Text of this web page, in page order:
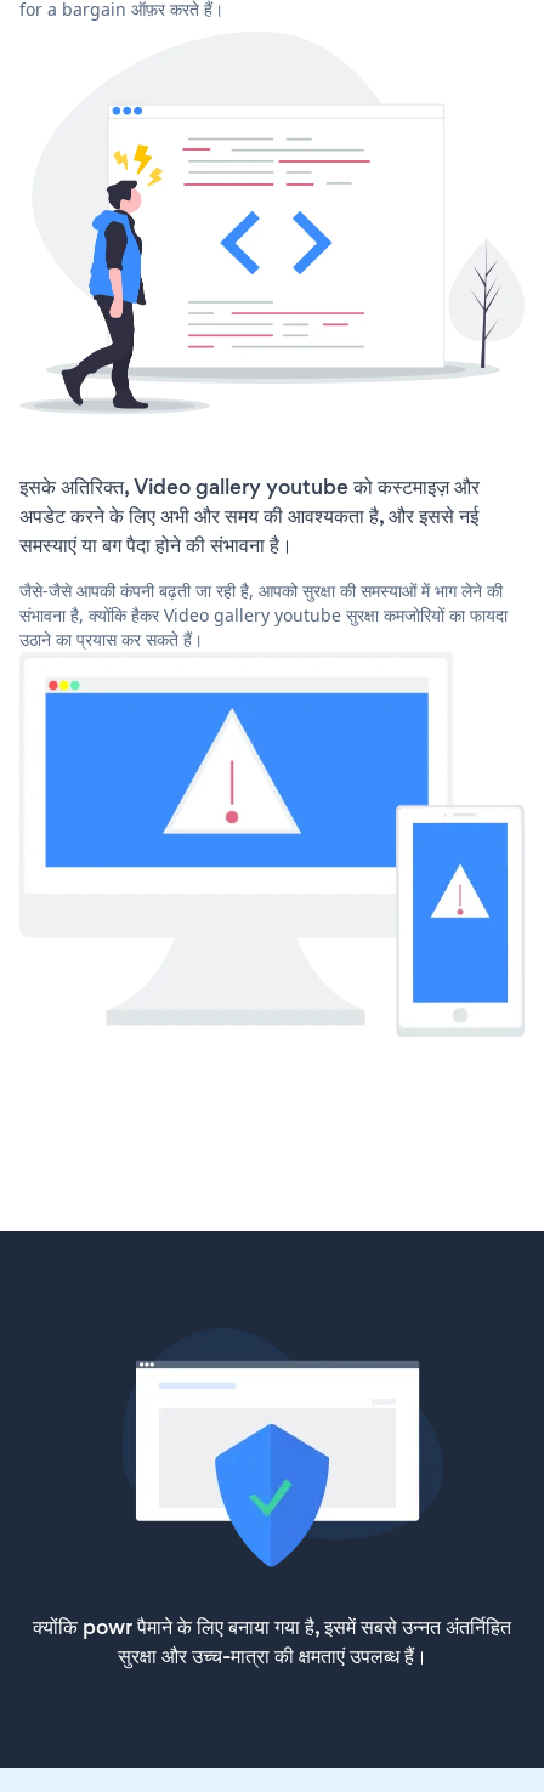
for a bargain ऑफ़र करते हैं।
इसके अतिरिक्त, Video gallery youtube को कस्टमाइज़ और
अपडेट करने के लिए अभी और समय की आवश्यकता है, और इससे नई
समस्याएं या बग पैदा होने की संभावना है।
जैसे-जैसे आपकी कंपनी बढ़ती जा रही है, आपको सुरक्षा की समस्याओं में भाग लेने की
संभावना है, क्योंकि हैकर Video gallery youtube सुरक्षा कमजोरियों का फायदा
उठाने का प्रयास कर सकते हैं।
क्योंकि powr पैमाने के लिए बनाया गया है, इसमें सबसे उन्नत अंतर्निहित
सुरक्षा और उच्च-मात्रा की क्षमताएं उपलब्ध हैं।